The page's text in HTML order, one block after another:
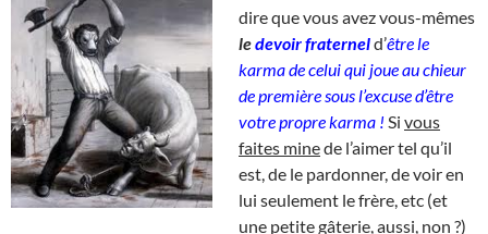
dire que vous avez vous-mêmes
ledevoir fraterneld’être le
karma de celui qui joue au chieur
de première sous l’excuse d’être
votre propre karma ! Si vous
faites minede l’aimer tel qu’il
est, de le pardonner, de voir en
lui seulement le frère, etc (et
une petite gâterie, aussi, non ?)